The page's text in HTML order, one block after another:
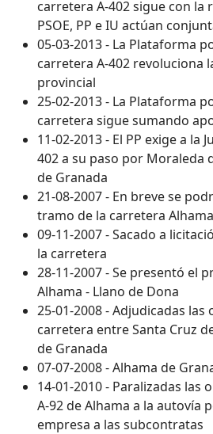
carretera A-402 sigue con la
PSOE, PP e IU actúan
05-03-2013 - La Plataforma
carretera A-402 revoluciona
provincial
25-02-2013 - La Plataforma
carretera sigue sumando
11-02-2013 - El PP exige a la
402 a su paso por Moraleda
de Granada
21-08-2007 - En breve se
tramo de la carretera
09-11-2007 - Sacado a
la carretera
28-11-2007 - Se presentó el
Alhama - Llano de Dona
25-01-2008 - Adjudicadas
carretera entre Santa Cruz
de Granada
07-07-2008 - Alhama de
14-01-2010 - Paralizadas las
A-92 de Alhama a la autovía
empresa a las subcontratas